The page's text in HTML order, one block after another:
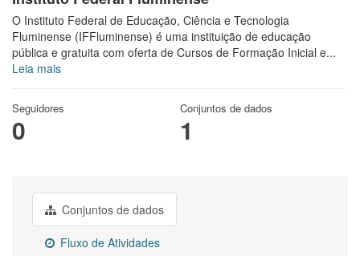
O Instituto Federal de Educação, Ciência e Tecnologia
Fluminense (IFFluminense) é uma instituição de educação
pública e gratuita com oferta de Cursos de Formação Inicial e...
Leia mais
Seguidores
0
Conjuntos de dados
1
Conjuntos de dados
Fluxo de Atividades